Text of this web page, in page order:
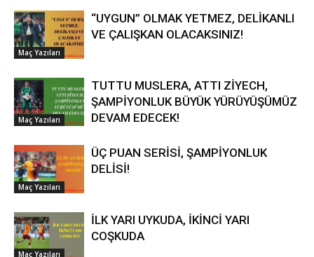
Maç Yazıları
“UYGUN” OLMAK YETMEZ, DELİKANLI
VE ÇALIŞKAN OLACAKSINIZ!
Maç Yazıları
TUTTU MUSLERA, ATTI ZİYECH,
ŞAMPİYONLUK BÜYÜK YÜRÜYÜŞÜMÜZ
DEVAM EDECEK!
Maç Yazıları
ÜÇ PUAN SERİSİ, ŞAMPİYONLUK
DELİSİ!
Maç Yazıları
İLK YARI UYKUDA, İKİNCİ YARI
COŞKUDA